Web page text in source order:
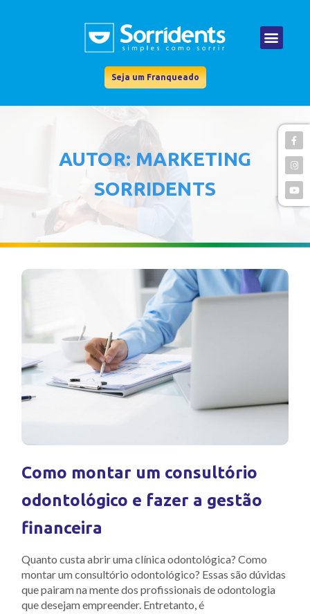
Seja um Franqueado
AUTOR: MARKETING
SORRIDENTS
Como montar um consultório
odontológico e fazer a gestão
financeira
Quanto custa abrir uma clínica odontológica? Como
montar um consultório odontológico? Essas são dúvidas
que pairam na mente dos profissionais de odontologia
que desejam empreender. Entretanto, é